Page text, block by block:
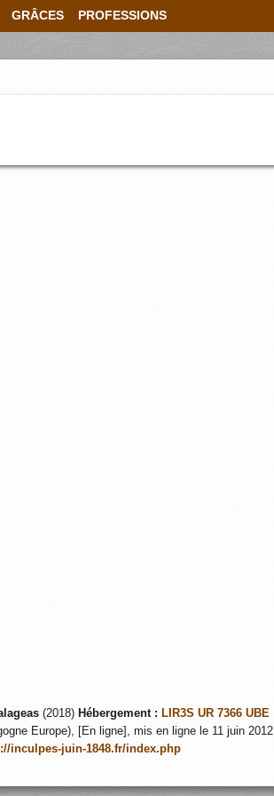
GRÂCES PROFESSIONS
(2018) Hébergement : LIR3S UR 7366 UBE
Europe), [En ligne], mis en ligne le 11 juin 2012
inculpes-juin-1848.fr/index.php